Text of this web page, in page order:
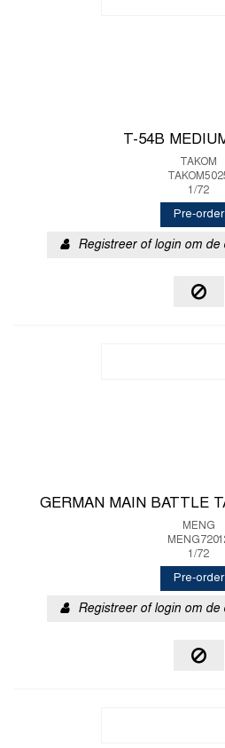
T-54B
TAKOM
1/72
Pre-order
Registreer of login om de
GERMAN MAIN BATTLE
MENG
1/72
Pre-order
Registreer of login om de